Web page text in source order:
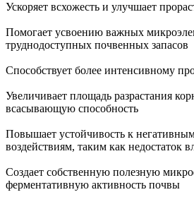
Ускоряет всхожесть и улучшает
Помогает усвоению важных
труднодоступных почвенных запасов
Способствует более интенсивному
Увеличивает площадь разрастания
всасывающую способность
Повышает устойчивость к
воздействиям, таким как недостаток
Создает собственную полезную
ферментативную активность почвы